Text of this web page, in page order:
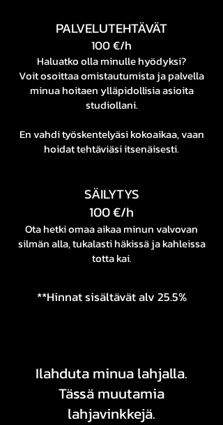
PALVELUTEHTÄVÄT
100 €/h
Haluatko olla minulle hyödyksi?
Voit osoittaa omistautumista ja palvella
minua hoitaen ylläpidollisia asioita
studiollani.
En vahdi työskentelyäsi kokoaikaa, vaan
hoidat tehtäviäsi itsenäisesti.
SÄILYTYS
100 €/h
Ota hetki omaa aikaa minun valvovan
silmän alla, tukalasti häkissä ja kahleissa
totta kai.
**Hinnat sisältävät alv 25.5%
Ilahduta minua lahjalla.
Tässä muutamia
lahjavinkkejä.